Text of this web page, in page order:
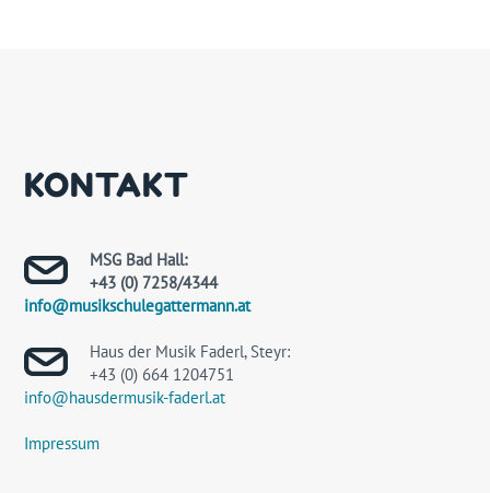
KONTAKT
MSG Bad Hall:
+43 (0) 7258/4344
info@musikschulegattermann.at
Haus der Musik Faderl, Steyr:
+43 (0) 664 1204751
info@hausdermusik-faderl.at
Impressum